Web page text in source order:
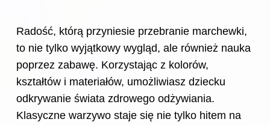
Radość, którą przyniesie przebranie marchewki,
to nie tylko wyjątkowy wygląd, ale również nauka
poprzez zabawę. Korzystając z kolorów,
kształtów i materiałów, umożliwiasz dziecku
odkrywanie świata zdrowego odżywiania.
Klasyczne warzywo staje się nie tylko hitem na